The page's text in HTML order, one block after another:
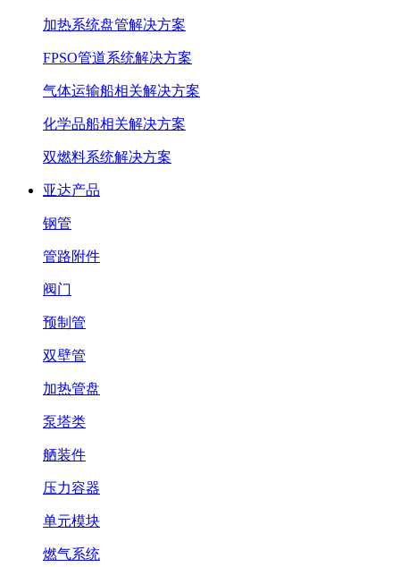
加热系统盘管解决方案
FPSO管道系统解决方案
气体运输船相关解决方案
化学品船相关解决方案
双燃料系统解决方案
亚达产品
钢管
管路附件
阀门
预制管
双壁管
加热管盘
泵塔类
舾装件
压力容器
单元模块
燃气系统